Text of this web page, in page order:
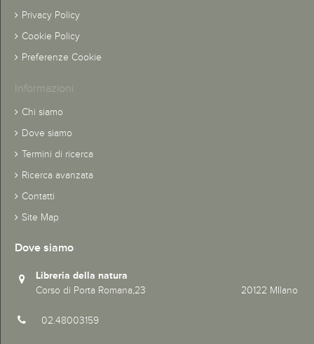
Privacy Policy
Cookie Policy
Preferenze Cookie
Informazioni
Chi siamo
Dove siamo
Termini di ricerca
Ricerca avanzata
Contatti
Site Map
Dove siamo
Libreria della natura
Corso di Porta Romana,23 20122 MIlano
02.48003159